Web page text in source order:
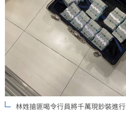
林姓搶匪喝令行員將千萬現鈔裝進